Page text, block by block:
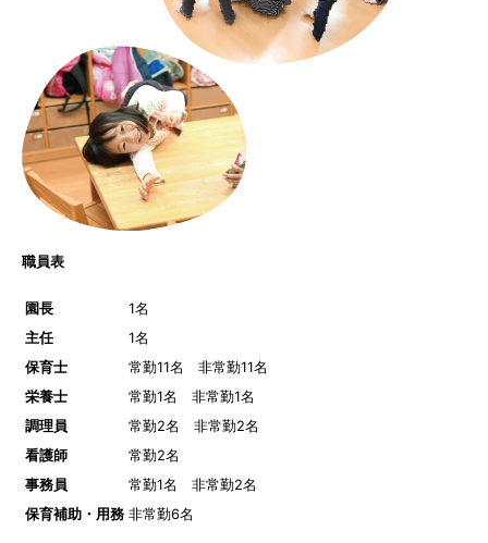
職員表
園長
1名
主任
1名
保育士
常勤11名 非常勤11名
栄養士
常勤1名 非常勤1名
調理員
常勤2名 非常勤2名
看護師
常勤2名
事務員
常勤1名 非常勤2名
保育補助・用務 非常勤6名